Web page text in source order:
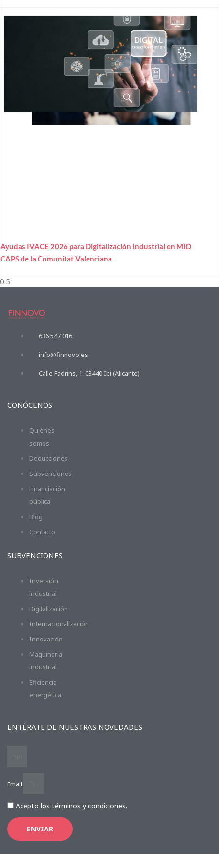
Ayudas IVACE 2026 para Digitalización Industrial en MID
CAPS de la Comunitat Valenciana
636 547 016
info@finnovo.es
Calle Fadrins, 1. 03440 Ibi (Alicante)
CONÓCENOS
Quiénes
somos
Deducciones
Subvenciones
Financiación
pública
Blog
Contacto
SUBVENCIONES
Inversión
industrial
Digitalización
Internacionalización
Innovación
Maquinaria
industrial
Eficiencia
energética
ENTÉRATE DE NUESTRAS NOVEDADES
Email
Acepto los términos y condiciones.
ENVIAR